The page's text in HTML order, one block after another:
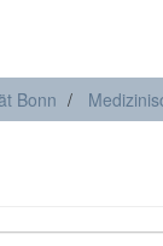
Bonn